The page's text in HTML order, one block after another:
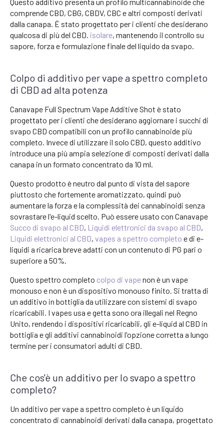
comprende CBD, CBG, CBDV, CBC e altri composti derivati
dalla canapa. È stato progettato per i clienti che desiderano
qualcosa di più del CBD. isolare, mantenendo il controllo su
sapore, forza e formulazione finale del liquido da svapo.
Colpo di additivo per vape a spettro completo
di CBD ad alta potenza
Canavape Full Spectrum Vape Additive Shot è stato
progettato per i clienti che desiderano aggiornare i succhi di
svapo CBD compatibili con un profilo cannabinoide più
completo. Invece di utilizzare il solo CBD, questo additivo
introduce una più ampia selezione di composti derivati dalla
canapa in un formato concentrato da 10 ml.
Questo prodotto è neutro dal punto di vista del sapore
piuttosto che fortemente aromatizzato, quindi può
aumentare la forza e la complessità dei cannabinoidi senza
sovrastare l'e-liquid scelto. Può essere usato con Canavape
Succo di svapo al CBD, Liquidi elettronici da svapo al CBD,
Liquidi elettronici al CBD, vapes a spettro completo e di e-
liquidi a ricarica breve adatti con un contenuto di PG pari o
superiore a 50%.
Questo spettro completo colpo di vapenon è un vape
monouso e non è un dispositivo monouso finito. Si tratta di
un additivo in bottiglia da utilizzare con sistemi di svapo
ricaricabili. I vapes usa e getta sono ora illegali nel Regno
Unito, rendendo i dispositivi ricaricabili, gli e-liquid al CBD in
bottiglia e gli additivi cannabinoidi l'opzione corretta a lungo
termine per i consumatori adulti di CBD.
Che cos'è un additivo per lo svapo a spettro
completo?
Un additivo per vape a spettro completo è un liquido
concentrato di cannabinoidi derivati dalla canapa, progettato